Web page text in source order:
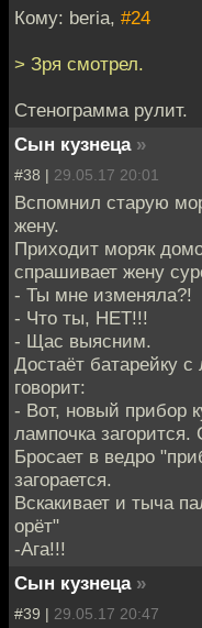
Кому: beria, #24
> Зря смотрел.
Стенограмма рулит.
Сын кузнеца »
#38 | 29.05.17 20:01
Вспомнил старую
жену.
Приходит моряк
спрашивает жену
- Ты мне изменяла?!
- Что ты, НЕТ!!!
- Щас выясним.
Достаёт батарейку
говорит:
- Вот, новый прибор
лампочка
Бросает в ведро
загорается.
Вскакивает и тыча
орёт"
-Ага!!!
Сын кузнеца »
#39 | 29.05.17 20:47